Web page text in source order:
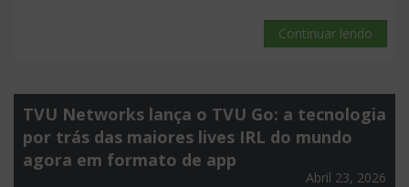
Continuar lendo
TVU Networks lança o TVU Go: a tecnologia
por trás das maiores lives IRL do mundo
agora em formato de app
Abril 23, 2026